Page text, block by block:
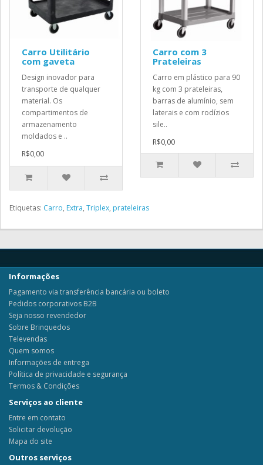
Carro Utilitário
com gaveta
Design inovador para
transporte de qualquer
material. Os
compartimentos de
armazenamento
moldados e ..
R$0,00
Carro com 3
Prateleiras
Carro em plástico para 90
kg com 3 prateleiras,
barras de alumínio, sem
laterais e com rodízios
sile..
R$0,00
Etiquetas: Carro, Extra, Triplex, prateleiras
Informações
Pagamento via transferência bancária ou boleto
Pedidos corporativos B2B
Seja nosso revendedor
Sobre Brinquedos
Televendas
Quem somos
Informações de entrega
Política de privacidade e segurança
Termos & Condições
Serviços ao cliente
Entre em contato
Solicitar devolução
Mapa do site
Outros serviços